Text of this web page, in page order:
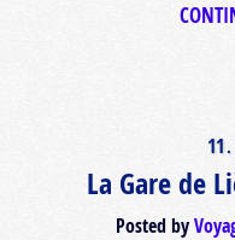
11.
La Gare de
Posted by